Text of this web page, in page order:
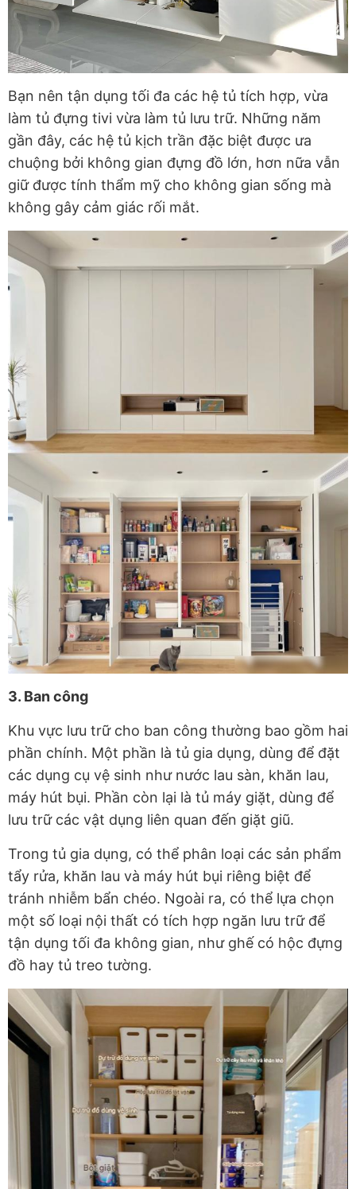
Bạn nên tận dụng tối đa các hệ tủ tích hợp, vừa
làm tủ đựng tivi vừa làm tủ lưu trữ. Những năm
gần đây, các hệ tủ kịch trần đặc biệt được ưa
chuộng bởi không gian đựng đồ lớn, hơn nữa vẫn
giữ được tính thẩm mỹ cho không gian sống mà
không gây cảm giác rối mắt.
3. Ban công
Khu vực lưu trữ cho ban công thường bao gồm hai
phần chính. Một phần là tủ gia dụng, dùng để đặt
các dụng cụ vệ sinh như nước lau sàn, khăn lau,
máy hút bụi. Phần còn lại là tủ máy giặt, dùng để
lưu trữ các vật dụng liên quan đến giặt giũ.
Trong tủ gia dụng, có thể phân loại các sản phẩm
tẩy rửa, khăn lau và máy hút bụi riêng biệt để
tránh nhiễm bẩn chéo. Ngoài ra, có thể lựa chọn
một số loại nội thất có tích hợp ngăn lưu trữ để
tận dụng tối đa không gian, như ghế có hộc đựng
đồ hay tủ treo tường.